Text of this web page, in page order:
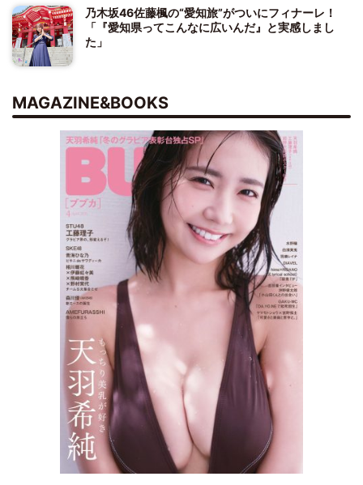
乃木坂46佐藤楓の“愛知旅”がついにフィナーレ！
「『愛知県ってこんなに広いんだ』と実感しまし
た」
MAGAZINE&BOOKS